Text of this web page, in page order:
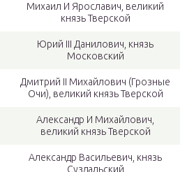
Михаил И Ярославич, великий
князь Тверской
Юрий III Данилович, князь
Московский
Дмитрий II Михайлович (Грозные
Очи), великий князь Тверской
Александр И Михайлович,
великий князь Тверской
Александр Васильевич, князь
Суздальский